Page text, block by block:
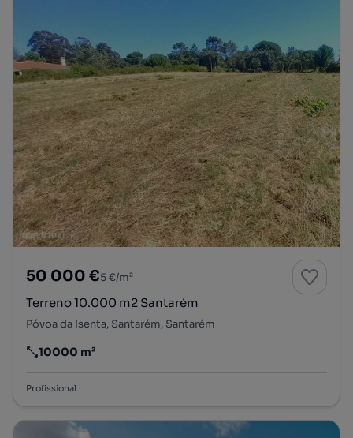
50 000 €5 €/m²
Terreno 10.000 m2 Santarém
Póvoa da Isenta, Santarém, Santarém
Preço por metro quadrado
10000 m²
Profissional